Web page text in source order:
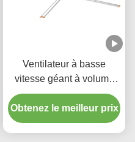
Ventilateur à basse
vitesse géant à volume
élevé 7,3 M de diamètre
Ventilateur de plafond
industriel 0,75 kW
Obtenez le meilleur prix